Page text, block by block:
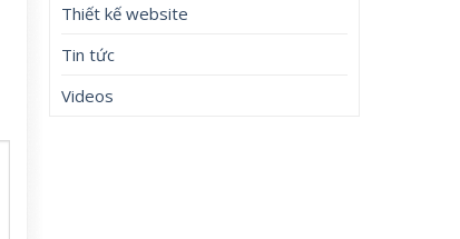
Thiết kế website
Tin tức
Videos